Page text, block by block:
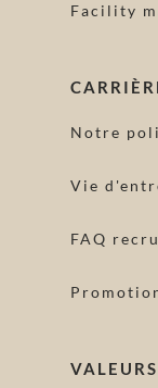
Facility
Notre
Vie
FAQ
VALEURS